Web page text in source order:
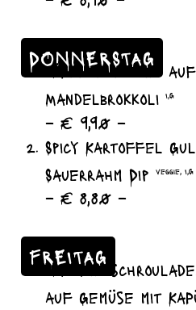
DONNERSTAG
Hähnchenkeule
Mandelbrokkoli
I,G
– € 9,90 –
Spicy Kartoffel
Sauerrahm Dip
veggie, I,G
– € 8,80 –
FREITAG
auf Gemüse mit